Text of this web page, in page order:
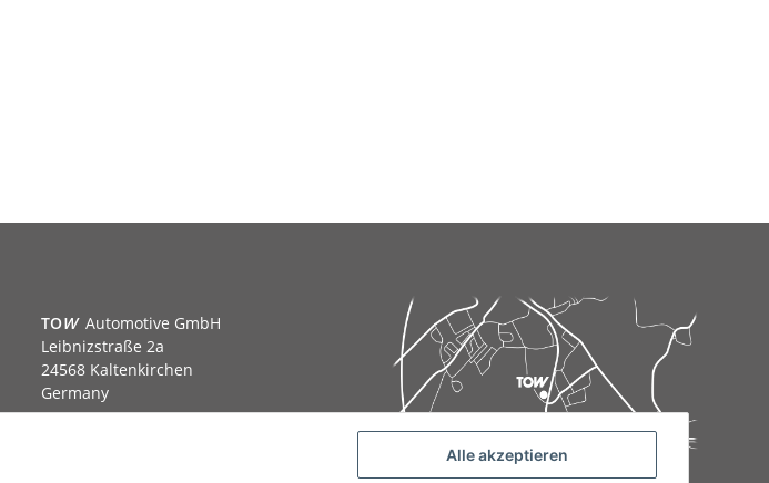
TOW Automotive GmbH
Leibnizstraße 2a
24568 Kaltenkirchen
Germany
Alle akzeptieren